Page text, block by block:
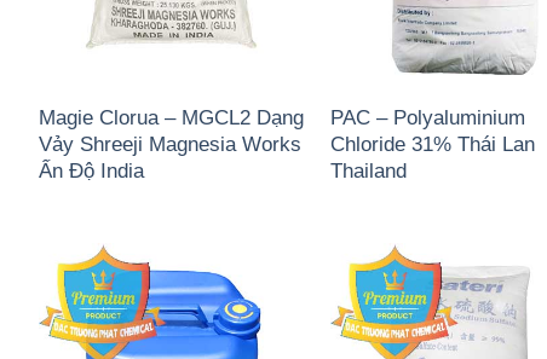
Magie Clorua – MGCL2 Dạng
Vảy Shreeji Magnesia Works
Ấn Độ India
PAC – Polyaluminium
Chloride 31% Thái Lan
Thailand